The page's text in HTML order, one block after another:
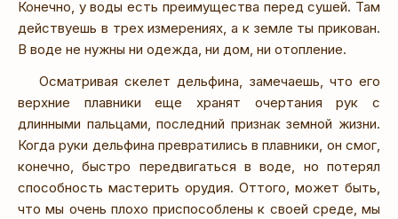
Конечно, у воды есть преимущества перед сушей. Там
действуешь в трех измерениях, а к земле ты прикован.
В воде не нужны ни одежда, ни дом, ни отопление.
Осматривая скелет дельфина, замечаешь, что его
верхние плавники еще хранят очертания рук с
длинными пальцами, последний признак земной жизни.
Когда руки дельфина превратились в плавники, он смог,
конечно, быстро передвигаться в воде, но потерял
способность мастерить орудия. Оттого, может быть,
что мы очень плохо приспособлены к своей среде, мы